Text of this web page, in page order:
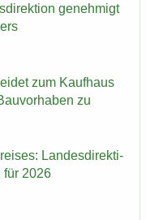
ge­neh­migt
zum Kauf­haus
zu
Lan­des­di­rek­ti­
für 2026